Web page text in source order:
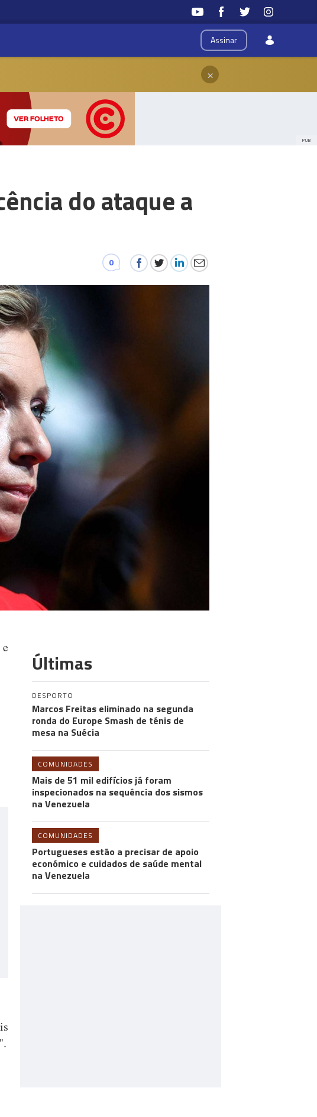
Assinar
×
PUB
do ataque a
0
Últimas
DESPORTO
Marcos Freitas eliminado na segunda
ronda do Europe Smash de ténis de
mesa na Suécia
COMUNIDADES
Mais de 51 mil edifícios já foram
inspecionados na sequência dos sismos
na Venezuela
COMUNIDADES
Portugueses estão a precisar de apoio
económico e cuidados de saúde mental
na Venezuela